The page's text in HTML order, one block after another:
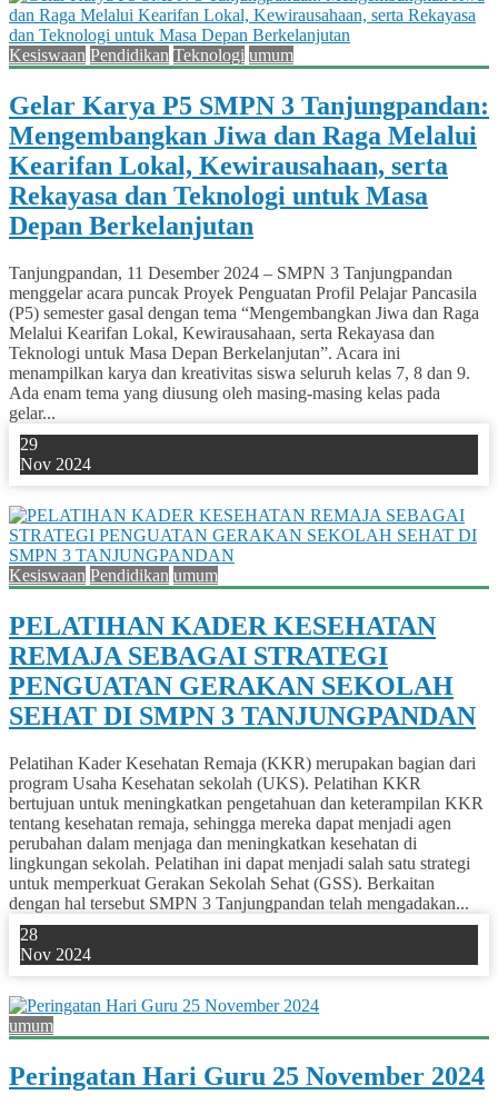
Kesiswaan Pendidikan Teknologi umum
Gelar Karya P5 SMPN 3 Tanjungpandan:
Mengembangkan Jiwa dan Raga Melalui
Kearifan Lokal, Kewirausahaan, serta
Rekayasa dan Teknologi untuk Masa
Depan Berkelanjutan
Tanjungpandan, 11 Desember 2024 – SMPN 3 Tanjungpandan
menggelar acara puncak Proyek Penguatan Profil Pelajar Pancasila
(P5) semester gasal dengan tema “Mengembangkan Jiwa dan Raga
Melalui Kearifan Lokal, Kewirausahaan, serta Rekayasa dan
Teknologi untuk Masa Depan Berkelanjutan”. Acara ini
menampilkan karya dan kreativitas siswa seluruh kelas 7, 8 dan 9.
Ada enam tema yang diusung oleh masing-masing kelas pada
gelar...
29
Nov 2024
Kesiswaan Pendidikan umum
PELATIHAN KADER KESEHATAN
REMAJA SEBAGAI STRATEGI
PENGUATAN GERAKAN SEKOLAH
SEHAT DI SMPN 3 TANJUNGPANDAN
Pelatihan Kader Kesehatan Remaja (KKR) merupakan bagian dari
program Usaha Kesehatan sekolah (UKS). Pelatihan KKR
bertujuan untuk meningkatkan pengetahuan dan keterampilan KKR
tentang kesehatan remaja, sehingga mereka dapat menjadi agen
perubahan dalam menjaga dan meningkatkan kesehatan di
lingkungan sekolah. Pelatihan ini dapat menjadi salah satu strategi
untuk memperkuat Gerakan Sekolah Sehat (GSS). Berkaitan
dengan hal tersebut SMPN 3 Tanjungpandan telah mengadakan...
28
Nov 2024
umum
Peringatan Hari Guru 25 November 2024